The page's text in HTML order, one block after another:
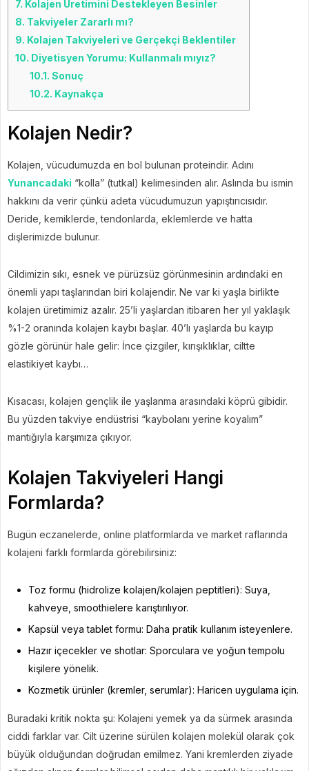
7. Kolajen Üretimini Destekleyen Besinler
8. Takviyeler Zararlı mı?
9. Kolajen Takviyeleri ve Gerçekçi Beklentiler
10. Diyetisyen Yorumu: Kullanmalı mıyız?
10.1. Sonuç
10.2. Kaynakça
Kolajen Nedir?
Kolajen, vücudumuzda en bol bulunan proteindir. Adını
Yunancadaki “kolla” (tutkal) kelimesinden alır. Aslında bu ismin
hakkını da verir çünkü adeta vücudumuzun yapıştırıcısıdır.
Deride, kemiklerde, tendonlarda, eklemlerde ve hatta
dişlerimizde bulunur.
Cildimizin sıkı, esnek ve pürüzsüz görünmesinin ardındaki en
önemli yapı taşlarından biri kolajendir. Ne var ki yaşla birlikte
kolajen üretimimiz azalır. 25’li yaşlardan itibaren her yıl yaklaşık
%1-2 oranında kolajen kaybı başlar. 40’lı yaşlarda bu kayıp
gözle görünür hale gelir: İnce çizgiler, kırışıklıklar, ciltte
elastikiyet kaybı…
Kısacası, kolajen gençlik ile yaşlanma arasındaki köprü gibidir.
Bu yüzden takviye endüstrisi “kaybolanı yerine koyalım”
mantığıyla karşımıza çıkıyor.
Kolajen Takviyeleri Hangi
Formlarda?
Bugün eczanelerde, online platformlarda ve market raflarında
kolajeni farklı formlarda görebilirsiniz:
Toz formu (hidrolize kolajen/kolajen peptitleri): Suya,
kahveye, smoothielere karıştırılıyor.
Kapsül veya tablet formu: Daha pratik kullanım isteyenlere.
Hazır içecekler ve shotlar: Sporculara ve yoğun tempolu
kişilere yönelik.
Kozmetik ürünler (kremler, serumlar): Haricen uygulama için.
Buradaki kritik nokta şu: Kolajeni yemek ya da sürmek arasında
ciddi farklar var. Cilt üzerine sürülen kolajen molekül olarak çok
büyük olduğundan doğrudan emilmez. Yani kremlerden ziyade